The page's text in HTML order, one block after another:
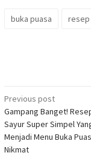
buka puasa resep
Post
navigation
Previous post
Gampang Banget!
Sayur Super Simpel
Menjadi Menu Buka
Nikmat